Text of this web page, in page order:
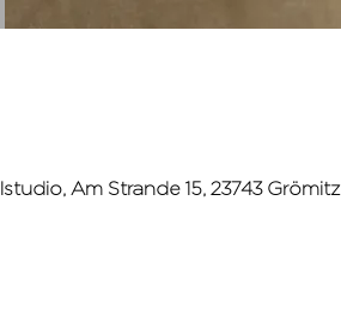
Am Strande 15, 23743 Grömitz